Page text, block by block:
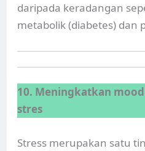
daripada keradangan
metabolik (diabetes) dan
10. Meningkatkan
stres
Stress merupakan satu